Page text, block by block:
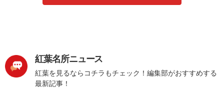
紅葉名所ニュース
紅葉を見るならコチラもチェック！編集部がおすすめする
最新記事！